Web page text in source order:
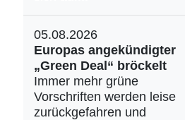
05.08.2026
Europas angekündigter
„Green Deal“ bröckelt
Immer mehr grüne
Vorschriften werden leise
zurückgefahren und